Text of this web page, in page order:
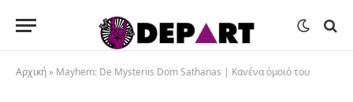
Αρχική » Mayhem: De Mysteriis Dom Sathanas | Κανένα όμοιό του